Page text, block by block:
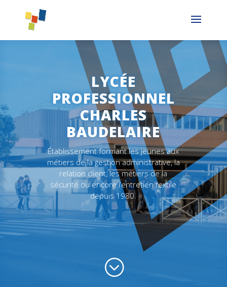
LYCÉE
PROFESSIONNEL
CHARLES
BAUDELAIRE
Établissement formant les jeunes aux
métiers de la gestion administrative, la
relation client, les métiers de la
sécurité ou encore l’entretien textile
depuis 1980.
;